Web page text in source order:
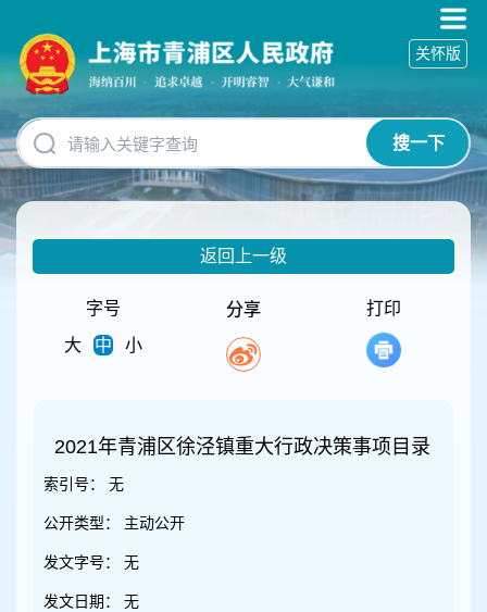
碍
操
明
跳
转
到
网
搜一下
关怀版
返回上一级
字号
大
中 小
分享 打印
2021年青浦区徐泾镇重大行政决策事项目录
索引号： 无
公开类型： 主动公开
发文字号： 无
发文日期： 无